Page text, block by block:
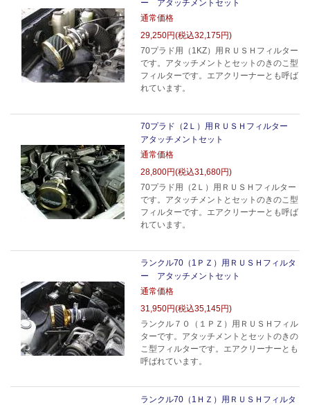
ー アタッチメントセット
通常価格
29,250円(税込32,175円)
70プラド用（1KZ）用ＲＵＳＨフィルター
です。アタッチメントとセットのきのこ型
フィルターです。エアクリーナーとも呼ば
れています。
70プラド（2Ｌ）用ＲＵＳＨフィルター
アタッチメントセット
通常価格
28,800円(税込31,680円)
70プラド用（2Ｌ）用ＲＵＳＨフィルター
です。アタッチメントとセットのきのこ型
フィルターです。エアクリーナーとも呼ば
れています。
ランクル70（1ＰＺ）用ＲＵＳＨフィルタ
ー アタッチメントセット
通常価格
31,950円(税込35,145円)
ランクル７０（１ＰＺ）用ＲＵＳＨフィル
ターです。アタッチメントとセットのきの
こ型フィルターです。エアクリーナーとも
呼ばれています。
ランクル70（1ＨＺ）用ＲＵＳＨフィルタ